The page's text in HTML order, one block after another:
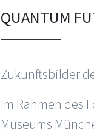
QUANTUM
Zukunftsbilder
Im Rahmen des
Museums